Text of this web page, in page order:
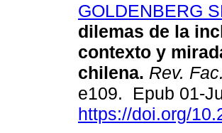
GOLDENBERG
dilemas de la
contexto y
chilena. Rev.
e109. Epub 01-
https://doi.org/